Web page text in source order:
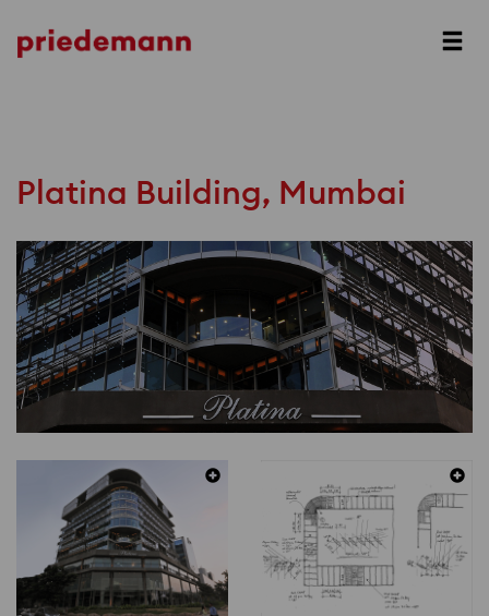
Prev
Platina Building, Mumbai